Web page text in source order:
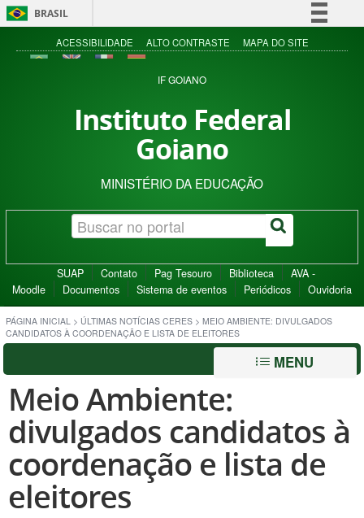
BRASIL
Simplifique!
Acesso à informação
ACESSIBILIDADE ALTO CONTRASTE MAPA DO SITE
IF GOIANO
Instituto Federal
Goiano
MINISTÉRIO DA EDUCAÇÃO
SUAP Contato Pag Tesouro Biblioteca
AVA -
Moodle
Documentos Sistema de eventos Periódicos Ouvidoria
PÁGINA INICIAL > ÚLTIMAS NOTÍCIAS CERES > MEIO AMBIENTE: DIVULGADOS
CANDIDATOS À COORDENAÇÃO E LISTA DE ELEITORES
MENU
Meio Ambiente:
divulgados candidatos à
coordenação e lista de
eleitores